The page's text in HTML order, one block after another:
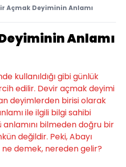
Açmak Deyiminin Anlamı
Anlamı
kullanıldığı gibi günlük
edilir. Devir açmak deyimi
deyimlerden birisi olarak
ile ilgili bilgi sahibi
bilmeden doğru bir
değildir. Peki, Abayı
demek, nereden gelir?